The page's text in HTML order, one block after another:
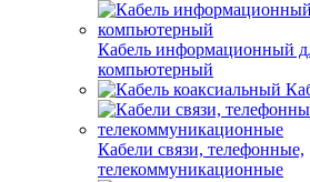
Кабель информационный
компьютерный
Кабели связи, телефонные,
телекоммуникационные